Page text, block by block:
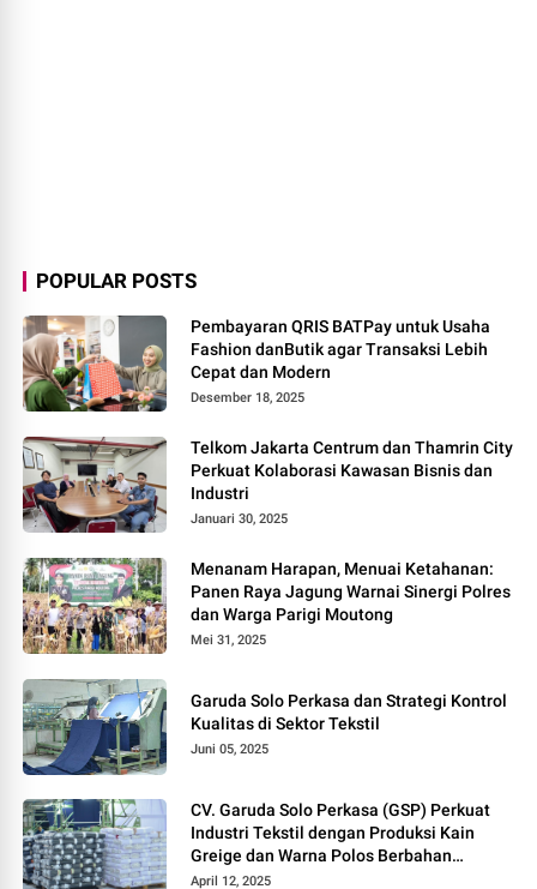
POPULAR POSTS
Pembayaran QRIS BATPay untuk Usaha
Fashion danButik agar Transaksi Lebih
Cepat dan Modern
Desember 18, 2025
Telkom Jakarta Centrum dan Thamrin City
Perkuat Kolaborasi Kawasan Bisnis dan
Industri
Januari 30, 2025
Menanam Harapan, Menuai Ketahanan:
Panen Raya Jagung Warnai Sinergi Polres
dan Warga Parigi Moutong
Mei 31, 2025
Garuda Solo Perkasa dan Strategi Kontrol
Kualitas di Sektor Tekstil
Juni 05, 2025
CV. Garuda Solo Perkasa (GSP) Perkuat
Industri Tekstil dengan Produksi Kain
Greige dan Warna Polos Berbahan
Tetoron Rayon
April 12, 2025